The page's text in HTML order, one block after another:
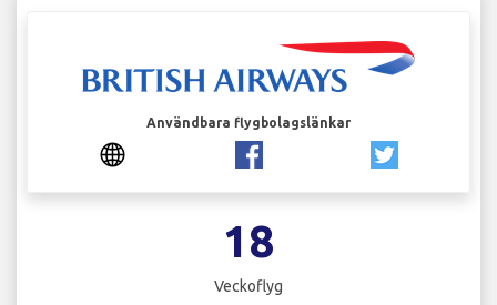
Användbara flygbolagslänkar
18
Veckoflyg